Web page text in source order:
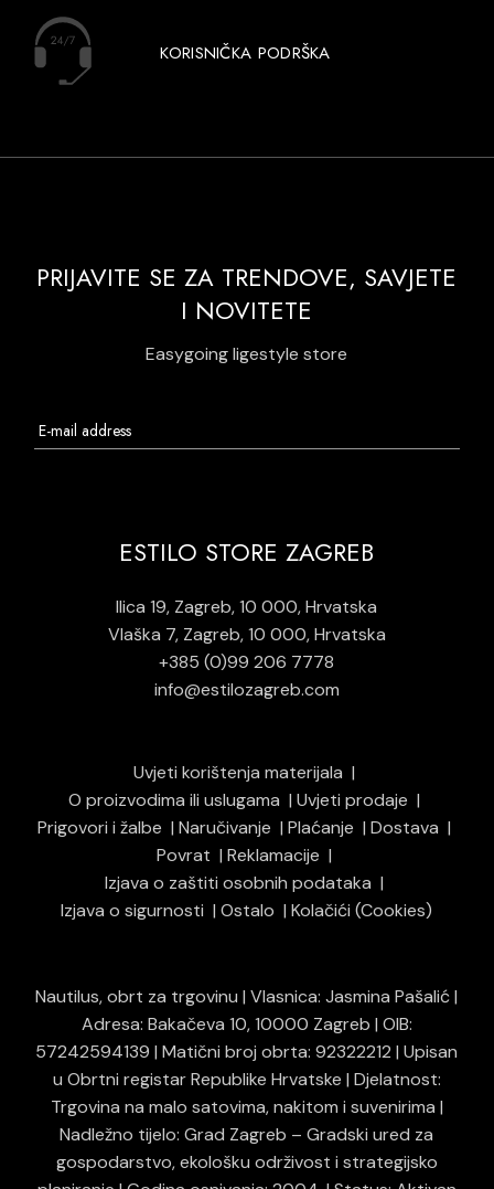
KORISNIČKA PODRŠKA
PRIJAVITE SE ZA TRENDOVE, SAVJETE
I NOVITETE
Easygoing ligestyle store
ESTILO STORE ZAGREB
Ilica 19, Zagreb, 10 000, Hrvatska
Vlaška 7, Zagreb, 10 000, Hrvatska
+385 (0)99 206 7778
info@estilozagreb.com
Uvjeti korištenja materijala
O proizvodima ili uslugama
Uvjeti prodaje
Prigovori i žalbe
Naručivanje Plaćanje
Dostava
Povrat
Reklamacije
Izjava o zaštiti osobnih podataka
Izjava o sigurnosti
Ostalo Kolačići (Cookies)
Nautilus, obrt za trgovinu | Vlasnica: Jasmina Pašalić |
Adresa: Bakačeva 10, 10000 Zagreb | OIB:
57242594139 | Matični broj obrta: 92322212 | Upisan
u Obrtni registar Republike Hrvatske | Djelatnost:
Trgovina na malo satovima, nakitom i suvenirima |
Nadležno tijelo: Grad Zagreb – Gradski ured za
gospodarstvo, ekološku održivost i strategijsko